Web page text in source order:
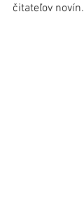
čitateľov novín.